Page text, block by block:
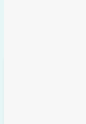
BẤT ĐỘNG